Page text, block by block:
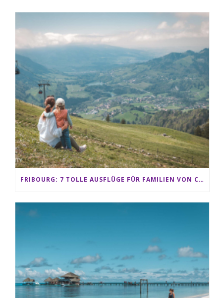
FRIBOURG: 7 TOLLE AUSFLÜGE FÜR FAMILIEN VON CHARMEY BIS LES PACCOTS